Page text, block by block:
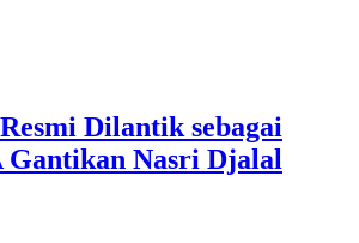
Dilantik sebagai
Gantikan Nasri Djalal